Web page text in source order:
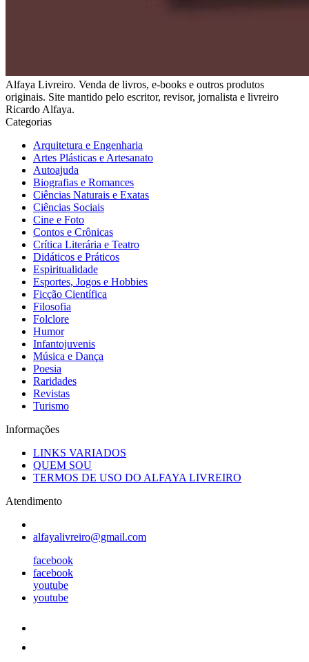
Alfaya Livreiro. Venda de livros, e-books e outros produtos
originais. Site mantido pelo escritor, revisor, jornalista e livreiro
Ricardo Alfaya.
Categorias
Arquitetura e Engenharia
Artes Plásticas e Artesanato
Autoajuda
Biografias e Romances
Ciências Naturais e Exatas
Ciências Sociais
Cine e Foto
Contos e Crônicas
Crítica Literária e Teatro
Didáticos e Práticos
Espiritualidade
Esportes, Jogos e Hobbies
Ficção Científica
Filosofia
Folclore
Humor
Infantojuvenis
Música e Dança
Poesia
Raridades
Revistas
Turismo
Informações
LINKS VARIADOS
QUEM SOU
TERMOS DE USO DO ALFAYA LIVREIRO
Atendimento
alfayalivreiro@gmail.com
facebook
facebook
youtube
youtube